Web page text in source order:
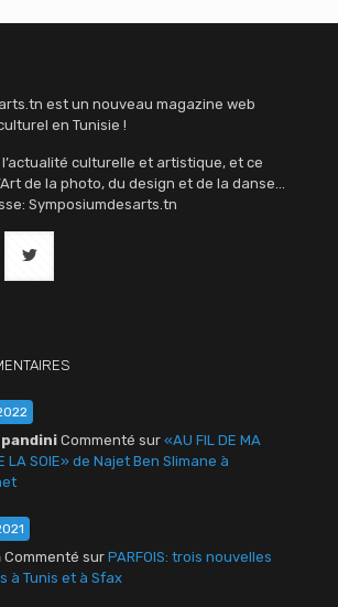
est un nouveau magazine web
en Tunisie !
culturelle et artistique, et ce
de la photo, du design et de la danse…
Symposiumdesarts.tn
Commenté sur «AU FIL DE MA
LA SOIE» de Najet Ben Slimane à
Commenté sur PARFOIS: trois nouvelles
à Tunis et à Sfax